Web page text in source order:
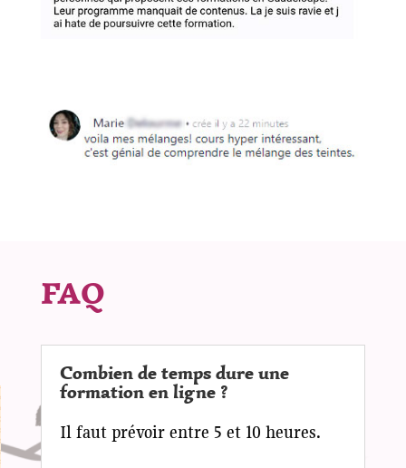
FAQ
Combien de temps dure une
formation en ligne ?
Il faut prévoir entre 5 et 10 heures.